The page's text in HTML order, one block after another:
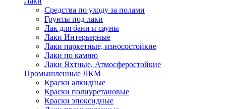
Cредства по уходу за полами
Грунты под лаки
Лак для бани и сауны
Лаки Интерьерные
Лаки паркетные, износостойкие
Лаки по камню
Лаки Яхтные, Атмосферостойкие
Промышленные ЛКМ
Краски алкидные
Краски полиуретановые
Краски эпоксидные